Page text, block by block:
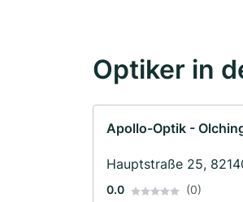
Optiker in
Apollo-Optik -
Hauptstraße 25,
0.0 (0)